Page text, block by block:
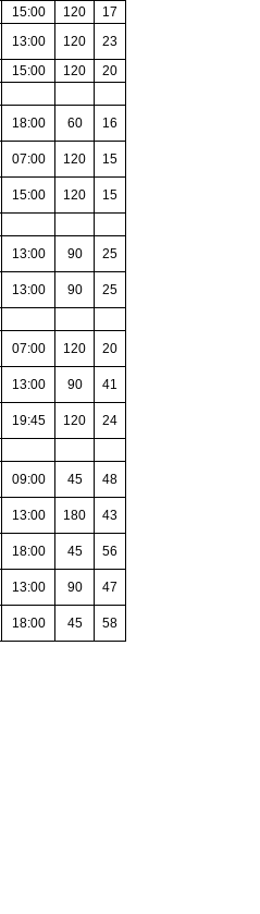
15:00 120
17
13:00 120
23
15:00 120
20
18:00 60 16
07:00 120 15
15:00 120 15
13:00 90 25
13:00 90 25
07:00 120 20
13:00 90 41
19:45 120 24
09:00 45 48
13:00 180 43
18:00 45 56
13:00 90 47
18:00 45 58